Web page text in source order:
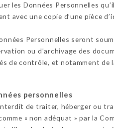
les Données Personnelles
avec une copie d’une pièce
Personnelles seront
ou d’archivage des
de contrôle, et notamment de
personnelles
de traiter, héberger ou
« non adéquat » par la